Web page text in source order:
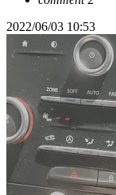
2022/06/03 10:53